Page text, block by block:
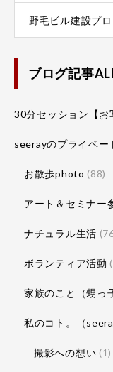
野毛ビル建設プ
ブログ記事
30分セッション【お
seerayのプライベー
お散歩photo (88)
アート＆セミナー
ナチュラル生活
ボランティア活動
家族のこと（甥っ
私のコト。（
撮影への想い (1)